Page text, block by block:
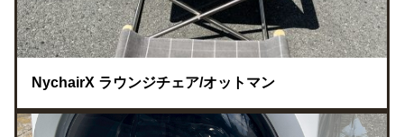
NychairX ラウンジチェア/オットマン